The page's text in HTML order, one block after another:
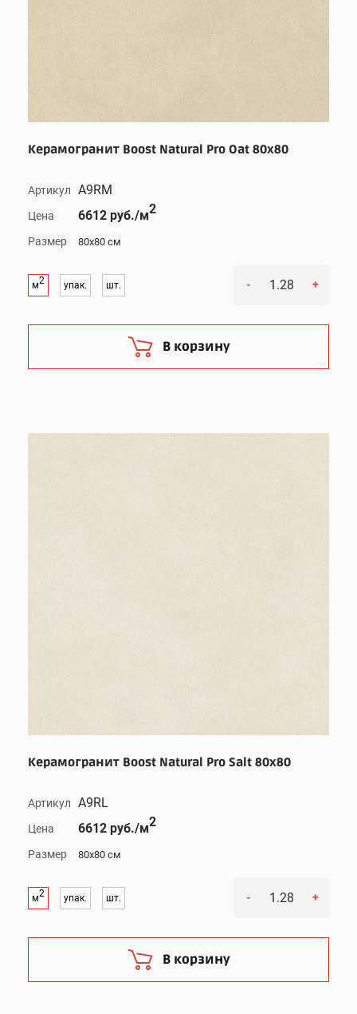
Керамогранит Boost Natural Pro Oat 80x80
Артикул A9RM
Цена 6612 руб./м2
Размер 80x80 см
м2 упак. шт. - +
В корзину
Керамогранит Boost Natural Pro Salt 80x80
Артикул A9RL
Цена 6612 руб./м2
Размер 80x80 см
м2 упак. шт. - +
В корзину